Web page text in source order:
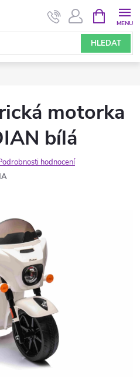
HLEDAT
NÁKUPNÍ
KOŠÍK
motorka
bílá
hodnocení